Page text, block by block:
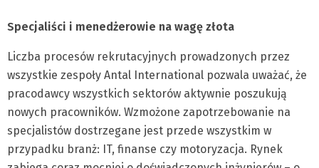
Specjaliści i menedżerowie na wagę złota
Liczba procesów rekrutacyjnych prowadzonych przez
wszystkie zespoły Antal International pozwala uważać, że
pracodawcy wszystkich sektorów aktywnie poszukują
nowych pracowników. Wzmożone zapotrzebowanie na
specjalistów dostrzegane jest przede wszystkim w
przypadku branż: IT, finanse czy motoryzacja. Rynek